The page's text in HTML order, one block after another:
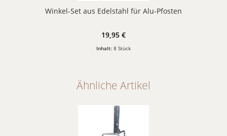
Winkel-Set aus Edelstahl für Alu-Pfosten
19,95 €
Inhalt: 8 Stück
Ähnliche Artikel